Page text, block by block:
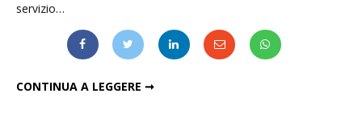
servizio…
CONTINUA A LEGGERE ➞